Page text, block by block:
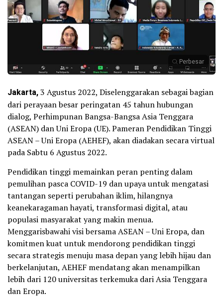
Perbesar
Jakarta,3 Agustus 2022, Diselenggarakan sebagai bagian
dari perayaan besar peringatan 45 tahun hubungan
dialog, Perhimpunan Bangsa-Bangsa Asia Tenggara
(ASEAN) dan Uni Eropa (UE). Pameran Pendidikan Tinggi
ASEAN – Uni Eropa (AEHEF), akan diadakan secara virtual
pada Sabtu 6 Agustus 2022.
Pendidikan tinggi memainkan peran penting dalam
pemulihan pasca COVID-19 dan upaya untuk mengatasi
tantangan seperti perubahan iklim, hilangnya
keanekaragaman hayati, transformasi digital, atau
populasi masyarakat yang makin menua.
Menggarisbawahi visi bersama ASEAN – Uni Eropa, dan
komitmen kuat untuk mendorong pendidikan tinggi
secara strategis menuju masa depan yang lebih hijau dan
berkelanjutan, AEHEF mendatang akan menampilkan
lebih dari 120 universitas terkemuka dari Asia Tenggara
dan Eropa.